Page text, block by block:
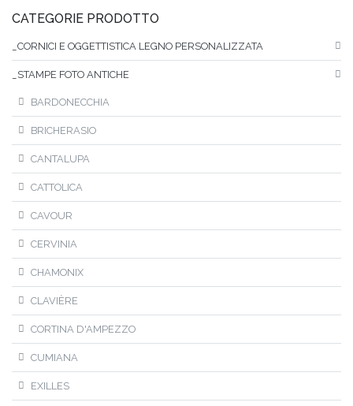
CATEGORIE PRODOTTO
_CORNICI E OGGETTISTICA LEGNO PERSONALIZZATA
_STAMPE FOTO ANTICHE
BARDONECCHIA
BRICHERASIO
CANTALUPA
CATTOLICA
CAVOUR
CERVINIA
CHAMONIX
CLAVIÈRE
CORTINA D'AMPEZZO
CUMIANA
EXILLES